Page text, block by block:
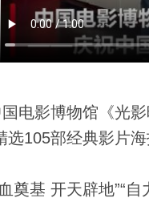
影博物馆《光影
选105部经典影片
基 开天辟地”“自